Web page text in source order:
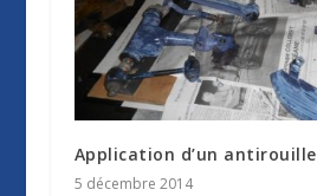
Application d’un antirouille
5 décembre 2014